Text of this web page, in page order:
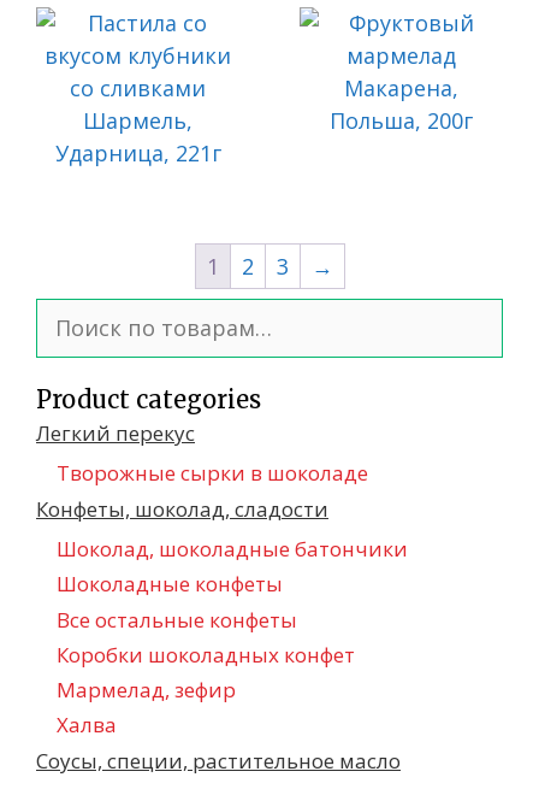
1 2 3 →
Product categories
Легкий перекус
Творожные сырки в шоколаде
Конфеты, шоколад, сладости
Шоколад, шоколадные батончики
Шоколадные конфеты
Все остальные конфеты
Коробки шоколадных конфет
Мармелад, зефир
Халва
Соусы, специи, растительное масло